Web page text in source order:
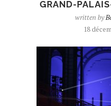
GRAND-
written by
18